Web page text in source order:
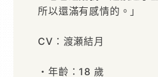
所以還滿有感情的。」
CV：渡瀬結月
・年齡：18 歲